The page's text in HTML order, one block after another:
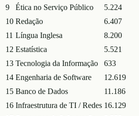
9
Ética no Serviço Público
5.224
10 Redação
6.407
11 Língua Inglesa
8.200
12 Estatística
5.521
13 Tecnologia da Informação
633
14 Engenharia de Software
12.619
15 Banco de Dados
11.186
16 Infraestrutura de TI / Redes 16.129